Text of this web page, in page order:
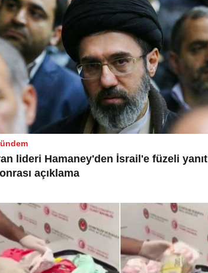
lideri Hamaney'den İsrail'e füzeli yanıt
açıklama